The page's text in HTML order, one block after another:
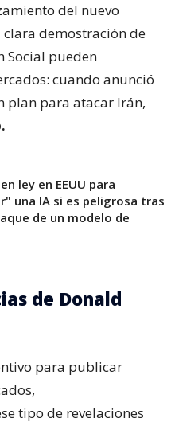
del nuevo
demostración de
Social pueden
cuando anunció
plan para atacar Irán,
ley en EEUU para
una IA si es peligrosa tras
de un modelo de
de Donald
para publicar
tipo de revelaciones